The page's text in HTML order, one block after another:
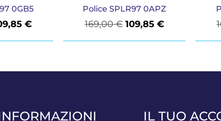
0GB5
€
Police SPLR97 0APZ
169,00€ 109,85 €
IL TUO